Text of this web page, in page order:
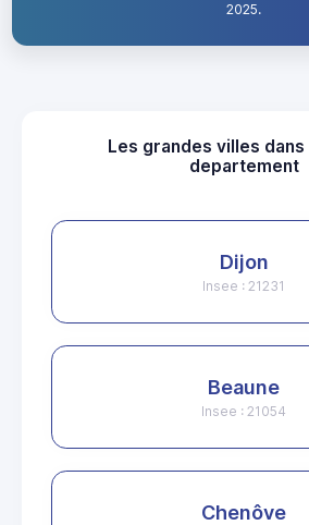
2025.
Les grandes villes dans
departement
Dijon
Insee : 21231
Beaune
Insee : 21054
Chenôve